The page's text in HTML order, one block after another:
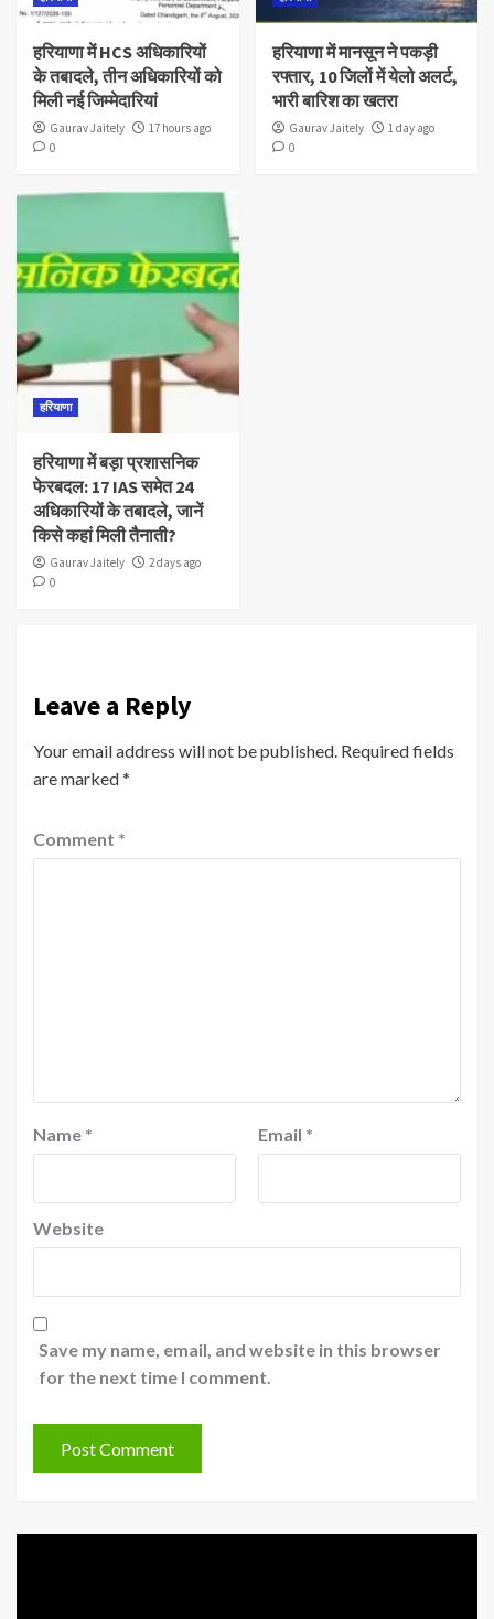
हरियाणा में HCS अधिकारियों
के तबादले, तीन अधिकारियों को
मिली नई जिम्मेदारियां
Gaurav Jaitely
17 hours ago
0
हरियाणा में मानसून ने पकड़ी
रफ्तार, 10 जिलों में येलो अलर्ट,
भारी बारिश का खतरा
Gaurav Jaitely
1 day ago
0
हरियाणा
हरियाणा में बड़ा प्रशासनिक
फेरबदल: 17 IAS समेत 24
अधिकारियों के तबादले, जानें
किसे कहां मिली तैनाती?
Gaurav Jaitely
2 days ago
0
Leave a Reply
Your email address will not be published. Required fields
are marked*
Comment *
Name * Email *
Website
Save my name, email, and website in this browser
for the next time I comment.